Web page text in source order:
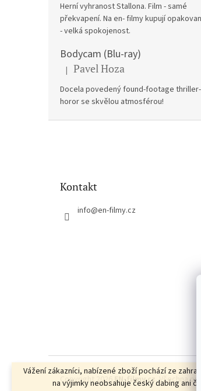
Vážení zákazníci, nabízené zboží pochází ze
na výjimky neobsahuje český dabing ani
Herní vyhranost Stallona. Film - samé
překvapení. Na en- filmy kupují
- velká spokojenost.
Bodycam (Blu-ray)
Hodnocení produktu je 5 z 5 hvězdiček.
| Pavel Hoza
Docela povedený found-footage thriller-
horor se skvělou atmosférou!
Kontakt
info@en-filmy.cz
Copyright 2026EN-filmy.cz . Všechna